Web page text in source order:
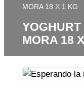
MORA 18 X 1 KG
MORA 18